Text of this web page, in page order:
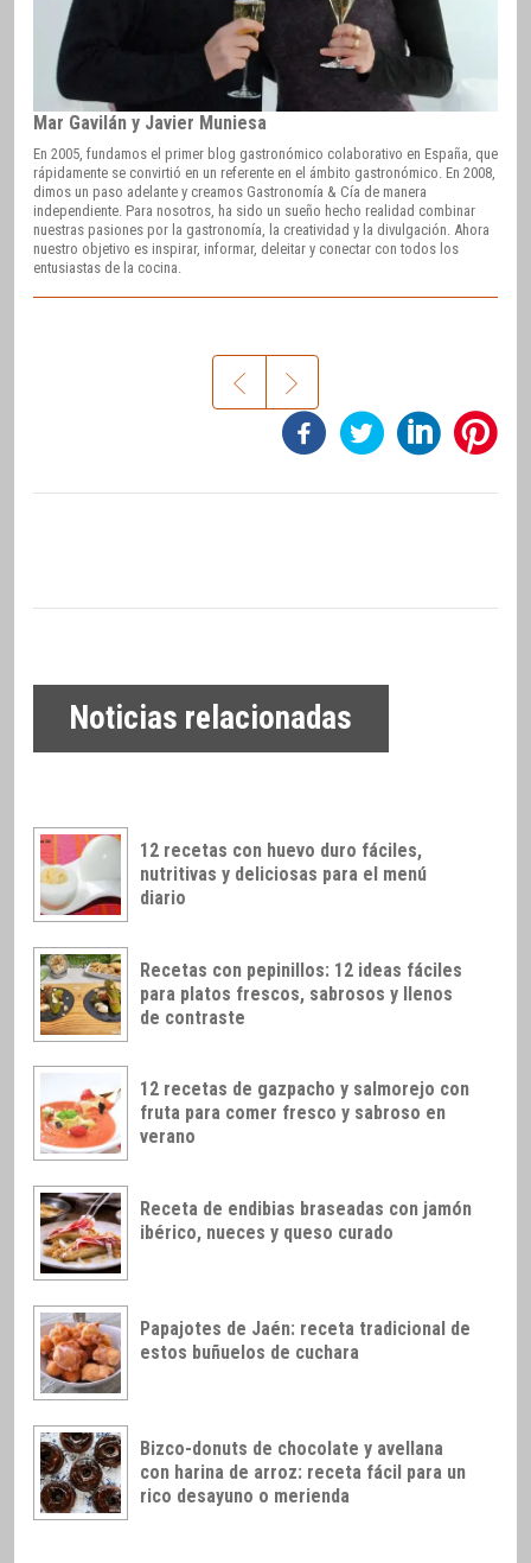
Mar Gavilán y Javier Muniesa
En 2005, fundamos el primer blog gastronómico colaborativo en España, que
rápidamente se convirtió en un referente en el ámbito gastronómico. En 2008,
dimos un paso adelante y creamos Gastronomía & Cía de manera
independiente. Para nosotros, ha sido un sueño hecho realidad combinar
nuestras pasiones por la gastronomía, la creatividad y la divulgación. Ahora
nuestro objetivo es inspirar, informar, deleitar y conectar con todos los
entusiastas de la cocina.
Noticias relacionadas
12 recetas con huevo duro fáciles,
nutritivas y deliciosas para el menú
diario
Recetas con pepinillos: 12 ideas fáciles
para platos frescos, sabrosos y llenos
de contraste
12 recetas de gazpacho y salmorejo con
fruta para comer fresco y sabroso en
verano
Receta de endibias braseadas con jamón
ibérico, nueces y queso curado
Papajotes de Jaén: receta tradicional de
estos buñuelos de cuchara
Bizco-donuts de chocolate y avellana
con harina de arroz: receta fácil para un
rico desayuno o merienda